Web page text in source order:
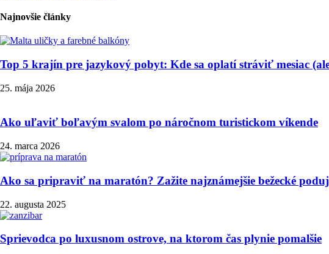
Najnovšie články
Top 5 krajín pre jazykový pobyt: Kde sa oplatí stráviť mesiac
25. mája 2026
Ako uľaviť boľavým svalom po náročnom turistickom víkende
24. marca 2026
Ako sa pripraviť na maratón? Zažite najznámejšie bežecké
22. augusta 2025
Sprievodca po luxusnom ostrove, na ktorom čas plynie pomalšie